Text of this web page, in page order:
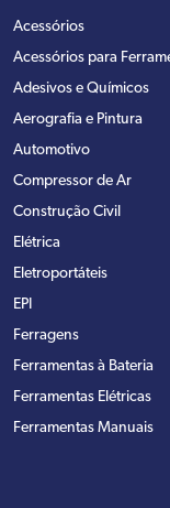
Acessórios
Acessórios para
Adesivos e Químicos
Aerografia e Pintura
Automotivo
Compressor de Ar
Construção Civil
Elétrica
Eletroportáteis
EPI
Ferragens
Ferramentas à Bateria
Ferramentas Elétricas
Ferramentas Manuais